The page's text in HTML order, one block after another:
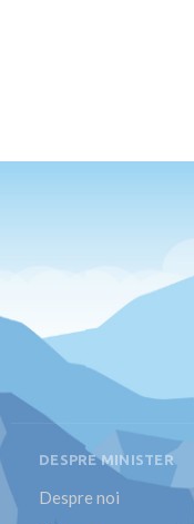
DESPRE MINISTER
Despre noi